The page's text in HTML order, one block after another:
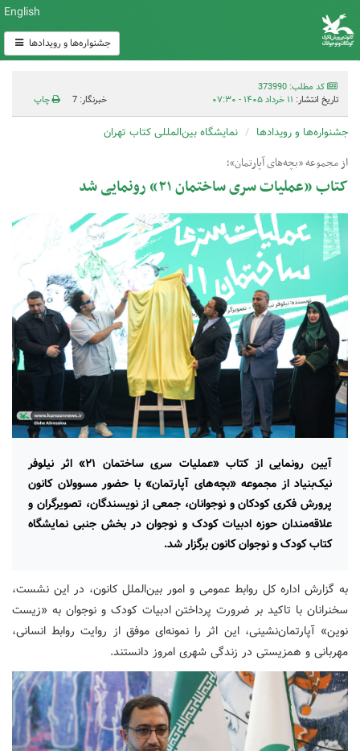
English
جشنواره‌ها و رویدادها
کد مطلب: 373990
تاریخ انتشار: ۱۱ خرداد ۱۴۰۵ - ۰۷:۳۰ خبرنگار: 7 چاپ
جشنواره‌ها و رویدادها نمایشگاه بین‌المللی کتاب تهران
از مجموعه «بچه‌های آپارتمان»؛
کتاب «عملیات سری ساختمان ۲۱» رونمایی شد
آیین رونمایی از کتاب «عملیات سری ساختمان ۲۱» اثر نیلوفر
نیک‌بنیاد از مجموعه «بچه‌های آپارتمان» با حضور مسوولان کانون
پرورش فکری کودکان و نوجوانان، جمعی از نویسندگان، تصویرگران و
علاقه‌مندان حوزه ادبیات کودک و نوجوان در بخش جنبی نمایشگاه
کتاب کودک و نوجوان کانون برگزار شد.
به گزارش اداره کل روابط عمومی و امور بین‌الملل کانون، در این نشست،
سخنرانان با تاکید بر ضرورت پرداختن ادبیات کودک و نوجوان به «زیست
نوین» آپارتمان‌نشینی، این اثر را نمونه‌ای موفق از روایت روابط انسانی،
مهربانی و همزیستی در زندگی شهری امروز دانستند.